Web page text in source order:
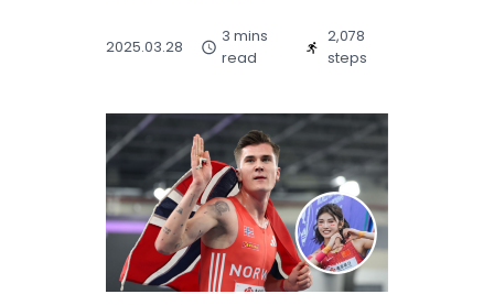
2025.03.28
3 mins
read
2,078
steps